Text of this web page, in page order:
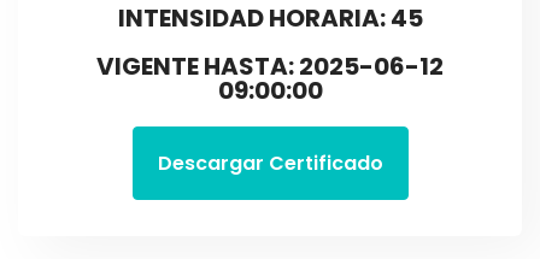
INTENSIDAD HORARIA: 45
VIGENTE HASTA: 2025-06-12
09:00:00
Descargar Certificado